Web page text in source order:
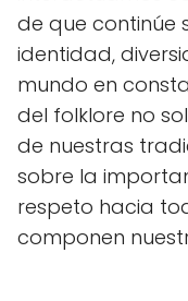
de que continúe
identidad,
mundo en
del folklore no
de nuestras
sobre la
respeto hacia
componen